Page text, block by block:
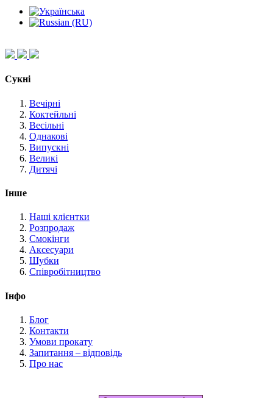
Сукні
Вечірні
Коктейльні
Весільні
Однакові
Випускні
Великі
Дитячі
Інше
Наші клієнтки
Розпродаж
Смокінги
Аксесуари
Шубки
Співробітництво
Інфо
Блог
Контакти
Умови прокату
Запитання – відповідь
Про нас